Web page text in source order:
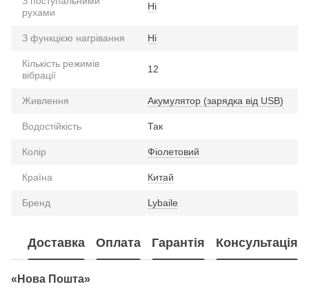
рухами
Ні
З функцією нагрівання Ні
Кількість режимів
вібрації
12
Живлення Акумулятор (зарядка від USB)
Водостійкість Так
Колір Фіолетовий
Країна Китай
Бренд Lybaile
Доставка Оплата Гарантія Консультація
«Нова Пошта»